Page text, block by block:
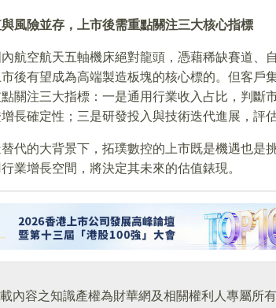
風險並存，上市後需重點關注三大核心指標
航空航天五軸機床絕對龍頭，憑藉稀缺賽道、
後有望成為高端製造板塊的核心標的。但客戶
關注三大指標：一是通用行業收入占比，判斷
長確定性；三是研發投入與技術迭代進展，評
代的大背景下，拓璞數控的上市既是機遇也是
業增長空間，將決定其未來的估值錶現。
內容之知識產權為財華網及相關權利人專屬所